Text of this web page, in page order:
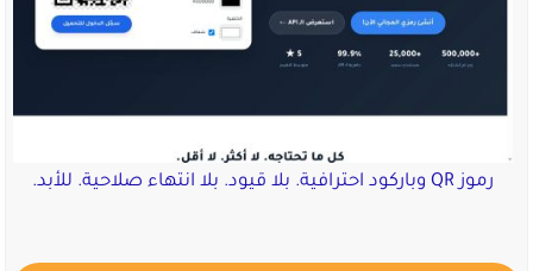
رموز QR وباركود احترافية. بلا قيود. بلا انتهاء صلاحية. للأبد.